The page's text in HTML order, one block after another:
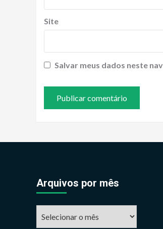
Site
Salvar meus dados neste
Arquivos por mês